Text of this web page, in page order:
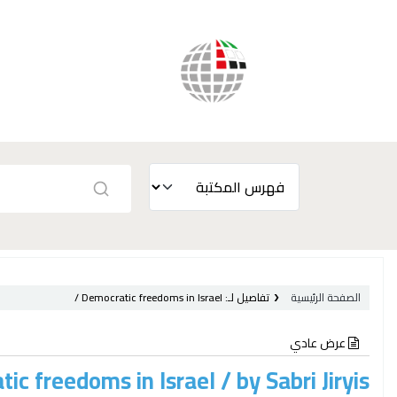
الصفحة الرئيسية تفاصيل لـ: Democratic freedoms in Israel /
عرض عادي
freedoms in Israel /by Sabri Jiryis.